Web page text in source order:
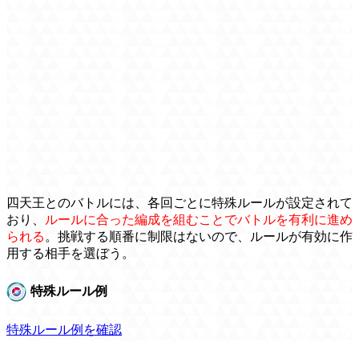
四天王とのバトルには、各回ごとに特殊ルールが設定されて
おり、
ルールに合った編成を組むことでバトルを有利に進め
られる 。挑戦する順番に制限はないので、ルールが有効に作
用する相手を選ぼう。
特殊ルール例
特殊ルール例を確認